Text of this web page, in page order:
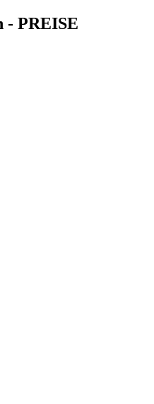
- PREISE